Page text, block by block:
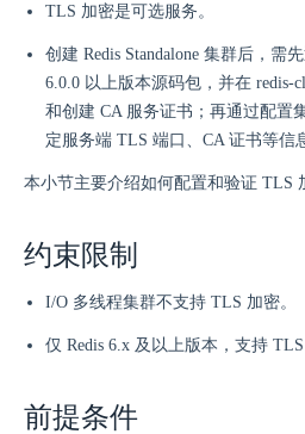
TLS 加密是可选服务。
创建 Redis Standalone 集群后，需
6.0.0 以上版本源码包，并在 redis-
和创建 CA 服务证书；再通过配置
定服务端 TLS 端口、CA 证书等信
本小节主要介绍如何配置和验证 TLS
约束限制
I/O 多线程集群不支持 TLS 加密。
仅 Redis 6.x 及以上版本，支持 TLS
前提条件